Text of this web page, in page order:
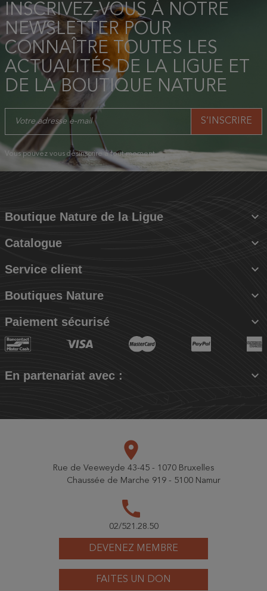
INSCRIVEZ-VOUS À NOTRE
NEWSLETTER POUR
CONNAÎTRE TOUTES LES
ACTUALITÉS DE LA LIGUE ET
DE LA BOUTIQUE NATURE
Vous pouvez vous désinscrire à tout moment.
Boutique Nature de la Ligue 
Catalogue 
Service client 
Boutiques Nature 
Paiement sécurisé 
En partenariat avec : 
DEVENEZ MEMBRE
FAITES UN DON
place
Rue de Veeweyde 43-45 - 1070 Bruxelles
Chaussée de Marche 919 - 5100 Namur
call
02/521.28.50